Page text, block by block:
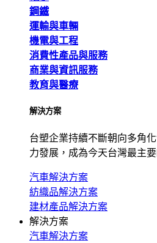
鋼鐵
運輸與車輛
機電與工程
消費性產品與服務
商業與資訊服務
教育與醫療
解決方案
台塑企業持續不斷朝向多角
力發展，成為今天台灣最主
汽車解決方案
紡織品解決方案
建材產品解決方案
解決方案
汽車解決方案